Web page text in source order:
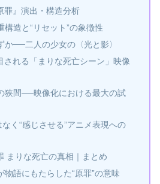
罪』演出・構造分析
構造と“リセット”の象徴性
か──二人の少女の〈光と影〉
される「まりな死亡シーン」映像
狭間──映像化における最大の試
なく“感じさせる”アニメ表現への
まりな死亡の真相｜まとめ
物語にもたらした“原罪”の意味